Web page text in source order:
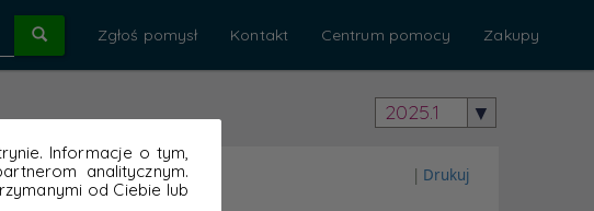
Informacje o tym,
analitycznym.
od Ciebie lub
Zgłoś pomysł Kontakt Centrum pomocy Zakupy
2025.1